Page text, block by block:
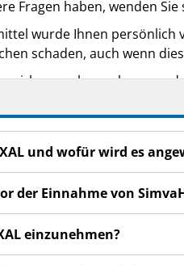
Fragen haben, wenden
wurde Ihnen persönlich
schaden, auch wenn
bemerken,
die nicht in dieser
und wofür wird es
der Einnahme von
einzunehmen?